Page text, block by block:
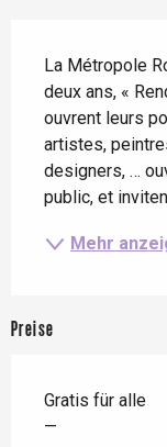
La Métropole
deux ans, «
ouvrent leurs
artistes,
designers, …
public, et
Mehr
Preise
Gratis für alle
—